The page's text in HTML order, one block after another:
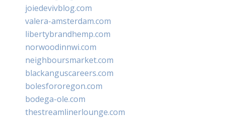
joiedevivblog.com
valera-amsterdam.com
libertybrandhemp.com
norwoodinnwi.com
neighboursmarket.com
blackanguscareers.com
bolesfororegon.com
bodega-ole.com
thestreamlinerlounge.com